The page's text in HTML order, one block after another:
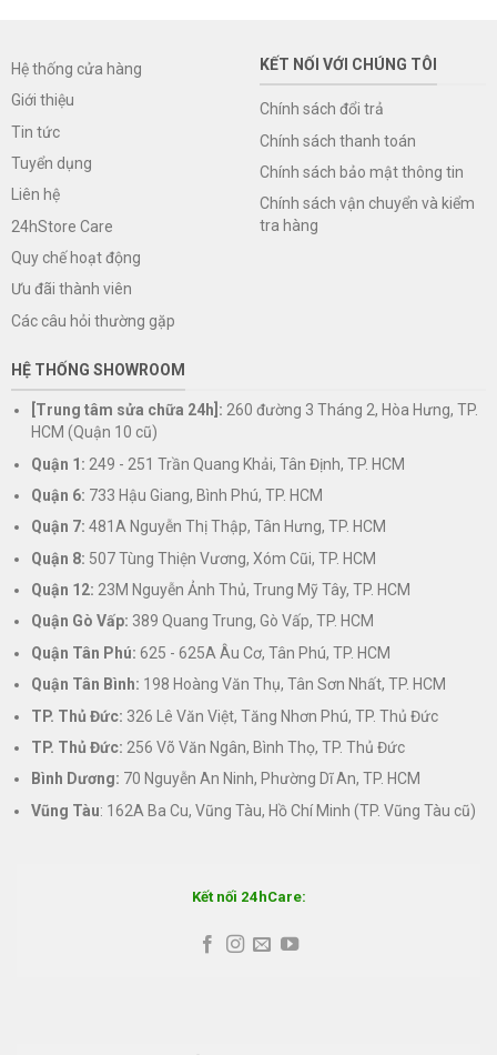
Hệ thống cửa hàng
Giới thiệu
Tin tức
Tuyển dụng
Liên hệ
24hStore Care
Quy chế hoạt động
Ưu đãi thành viên
Các câu hỏi thường gặp
KẾT NỐI VỚI CHÚNG TÔI
Chính sách đổi trả
Chính sách thanh toán
Chính sách bảo mật thông tin
Chính sách vận chuyển và kiểm
tra hàng
HỆ THỐNG SHOWROOM
[Trung tâm sửa chữa 24h]: 260 đường 3 Tháng 2, Hòa Hưng, TP.
HCM (Quận 10 cũ)
Quận 1: 249 - 251 Trần Quang Khải, Tân Định, TP. HCM
Quận 6: 733 Hậu Giang, Bình Phú, TP. HCM
Quận 7: 481A Nguyễn Thị Thập, Tân Hưng, TP. HCM
Quận 8: 507 Tùng Thiện Vương, Xóm Cũi, TP. HCM
Quận 12: 23M Nguyễn Ảnh Thủ, Trung Mỹ Tây, TP. HCM
Quận Gò Vấp: 389 Quang Trung, Gò Vấp, TP. HCM
Quận Tân Phú: 625 - 625A Âu Cơ, Tân Phú, TP. HCM
Quận Tân Bình: 198 Hoàng Văn Thụ, Tân Sơn Nhất, TP. HCM
TP. Thủ Đức: 326 Lê Văn Việt, Tăng Nhơn Phú, TP. Thủ Đức
TP. Thủ Đức: 256 Võ Văn Ngân, Bình Thọ, TP. Thủ Đức
Bình Dương: 70 Nguyễn An Ninh, Phường Dĩ An, TP. HCM
Vũng Tàu: 162A Ba Cu, Vũng Tàu, Hồ Chí Minh (TP. Vũng Tàu cũ)
Kết nối 24hCare: